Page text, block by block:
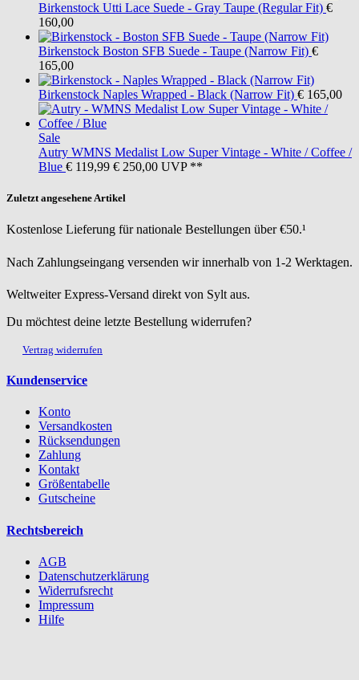
Birkenstock Utti Lace Suede - Gray Taupe (Regular Fit) €
160,00
Birkenstock Boston SFB Suede - Taupe (Narrow Fit) €
165,00
Birkenstock Naples Wrapped - Black (Narrow Fit) € 165,00
Sale
Autry WMNS Medalist Low Super Vintage - White / Coffee /
Blue € 119,99 € 250,00 UVP **
Zuletzt angesehene Artikel
Kostenlose Lieferung für nationale Bestellungen über €50.¹
Nach Zahlungseingang versenden wir innerhalb von 1-2 Werktagen.
Weltweiter Express-Versand direkt von Sylt aus.
Du möchtest deine letzte Bestellung widerrufen?
Vertrag widerrufen
Kundenservice
Konto
Versandkosten
Rücksendungen
Zahlung
Kontakt
Größentabelle
Gutscheine
Rechtsbereich
AGB
Datenschutzerklärung
Widerrufsrecht
Impressum
Hilfe